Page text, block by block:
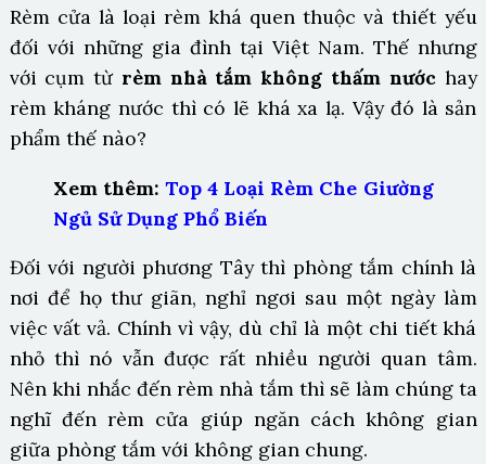
Rèm cửa là loại rèm khá quen thuộc và thiết yếu
đối với những gia đình tại Việt Nam. Thế nhưng
với cụm từrèm nhà tắm không thấm nướchay
rèm kháng nước thì có lẽ khá xa lạ. Vậy đó là sản
phẩm thế nào?
Xem thêm: Top 4 Loại Rèm Che Giường
Ngủ Sử Dụng Phổ Biến
Đối với người phương Tây thì phòng tắm chính là
nơi để họ thư giãn, nghỉ ngơi sau một ngày làm
việc vất vả. Chính vì vậy, dù chỉ là một chi tiết khá
nhỏ thì nó vẫn được rất nhiều người quan tâm.
Nên khi nhắc đến rèm nhà tắm thì sẽ làm chúng ta
nghĩ đến rèm cửa giúp ngăn cách không gian
giữa phòng tắm với không gian chung.